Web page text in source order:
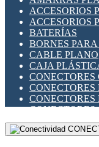
INTERFACES
LLAVES
MEDIDORES
MOTORES
PANTALLAS
PLC -
RELÉS DE
SENSORES
ACCESORIOS
ACCESORIOS
BATERÍAS
BORNES PARA
CABLE PLANO
CAJA
CONECTORES
DIP SWITCHES